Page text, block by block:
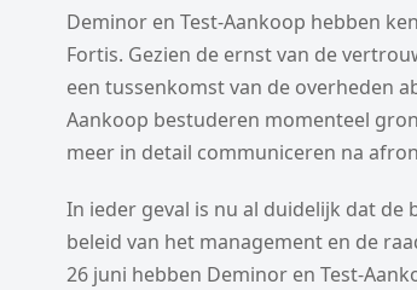
Deminor en Test-Aankoop hebben
Fortis. Gezien de ernst van de
een tussenkomst van de overheden
Aankoop bestuderen momenteel
meer in detail communiceren na
In ieder geval is nu al duidelijk dat
beleid van het management en de
26 juni hebben Deminor en Test-